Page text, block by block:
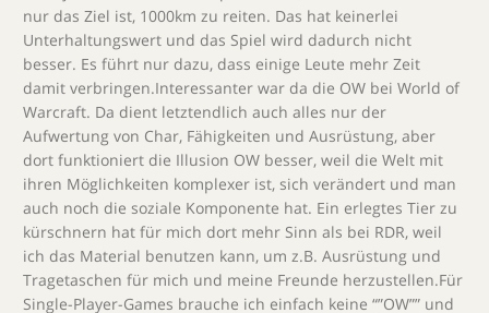
nur das Ziel ist, 1000km zu reiten. Das hat keinerlei
Unterhaltungswert und das Spiel wird dadurch nicht
besser. Es führt nur dazu, dass einige Leute mehr Zeit
damit verbringen.Interessanter war da die OW bei World of
Warcraft. Da dient letztendlich auch alles nur der
Aufwertung von Char, Fähigkeiten und Ausrüstung, aber
dort funktioniert die Illusion OW besser, weil die Welt mit
ihren Möglichkeiten komplexer ist, sich verändert und man
auch noch die soziale Komponente hat. Ein erlegtes Tier zu
kürschnern hat für mich dort mehr Sinn als bei RDR, weil
ich das Material benutzen kann, um z.B. Ausrüstung und
Tragetaschen für mich und meine Freunde herzustellen.Für
Single-Player-Games brauche ich einfach keine “”OW”” und